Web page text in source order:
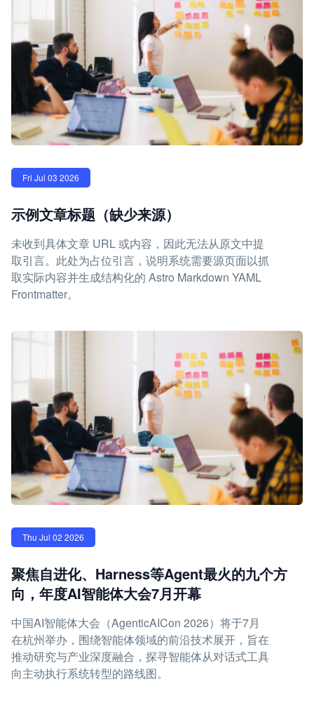
Fri Jul 03 2026
示例文章标题（缺少来源）
未收到具体文章 URL 或内容，因此无法从原文中提
取引言。此处为占位引言，说明系统需要源页面以抓
取实际内容并生成结构化的 Astro Markdown YAML
Frontmatter。
Thu Jul 02 2026
聚焦自进化、Harness等Agent最火的九个方
向，年度AI智能体大会7月开幕
中国AI智能体大会（AgenticAICon 2026）将于7月
在杭州举办，围绕智能体领域的前沿技术展开，旨在
推动研究与产业深度融合，探寻智能体从对话式工具
向主动执行系统转型的路线图。